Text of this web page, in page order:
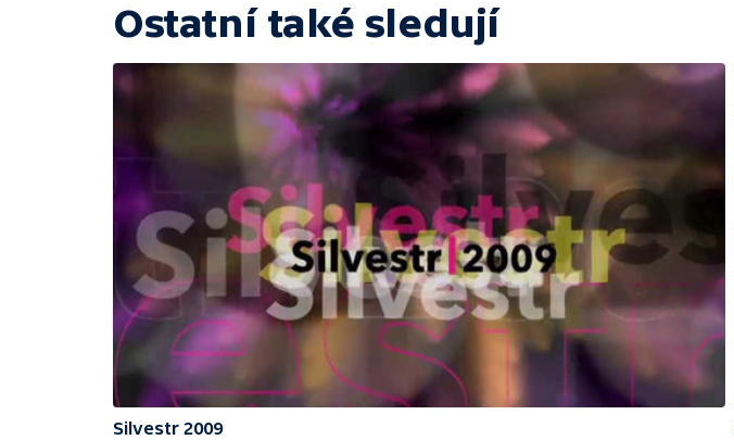
Ostatní také sledují
Silvestr 2009